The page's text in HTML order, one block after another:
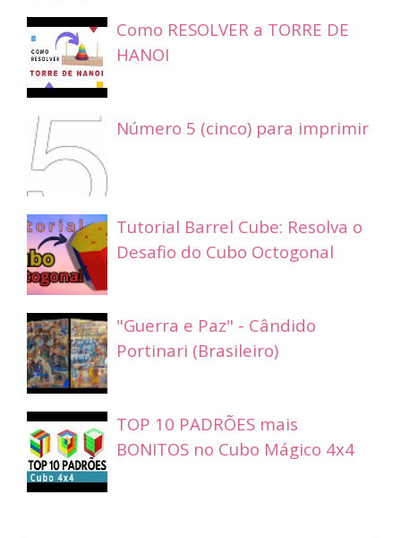
Como RESOLVER a TORRE DE
HANOI
Número 5 (cinco) para imprimir
Tutorial Barrel Cube: Resolva o
Desafio do Cubo Octogonal
"Guerra e Paz" - Cândido
Portinari (Brasileiro)
TOP 10 PADRÕES mais
BONITOS no Cubo Mágico 4x4